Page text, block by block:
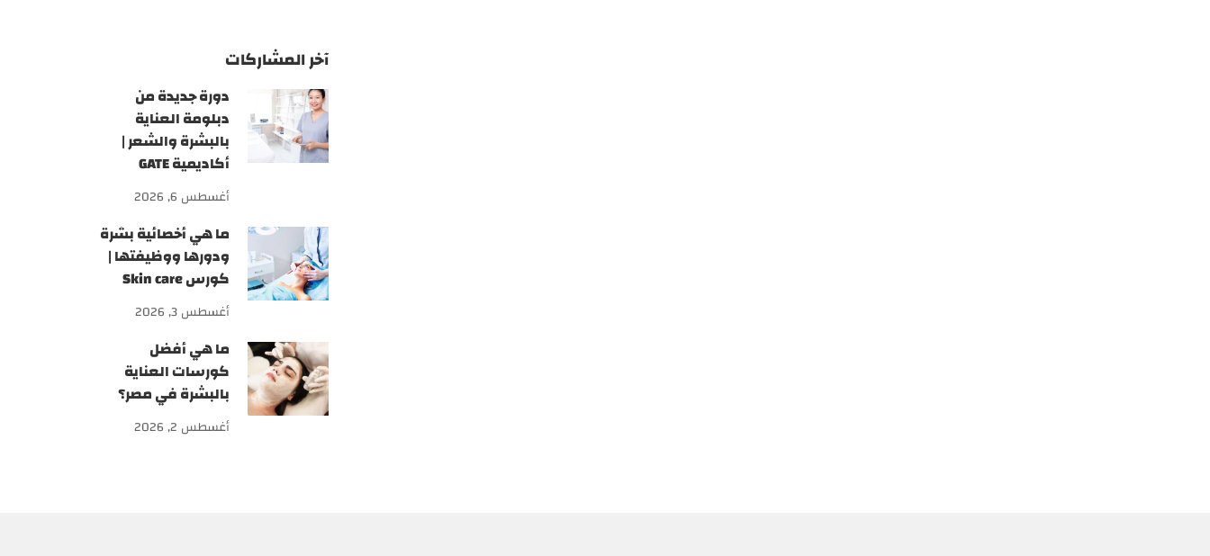
آخر المشاركات
دورة جديدة من
دبلومة العناية
بالبشرة والشعر |
أكاديمية GATE
أغسطس 6, 2026
ما هي أخصائية بشرة
ودورها ووظيفتها |
كورس Skin care
أغسطس 3, 2026
ما هي أفضل
كورسات العناية
بالبشرة في مصر؟
أغسطس 2, 2026